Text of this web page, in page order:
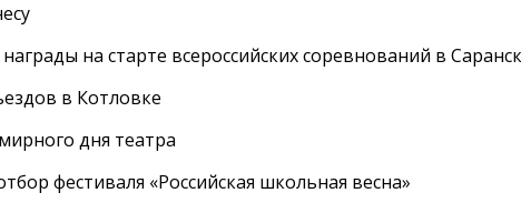
на старте всероссийских соревнований в
в Котловке
дня театра
фестиваля «Российская школьная весна»